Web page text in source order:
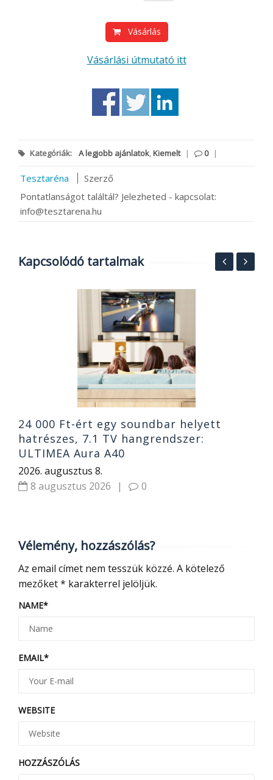
Vásárlás
Vásárlási útmutató itt
Kategóriák: A legjobb ajánlatok,Kiemelt | 0 |
Tesztaréna
Szerző
Pontatlanságot találtál? Jelezheted - kapcsolat:
info@tesztarena.hu
Kapcsolódó tartalmak
24 000 Ft-ért egy soundbar helyett
hatrészes, 7.1 TV hangrendszer:
ULTIMEA Aura A40
2026. augusztus 8.
8 augusztus 2026
| 0
Vélemény, hozzászólás?
Az email címet nem tesszük közzé. A kötelező
mezőket* karakterrel jelöljük.
NAME*
EMAIL*
WEBSITE
HOZZÁSZÓLÁS